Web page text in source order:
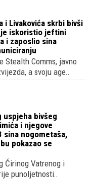
i Livakovića skrbi bivši
je iskoristio jeftini
i zaposlio sina
Stealth Comms, javno
a svoju age..
uspjeha bivšeg
i njegove
sina nogometaša,
pokazao se
Ćirinog Vatrenog i
punoljetnosti..